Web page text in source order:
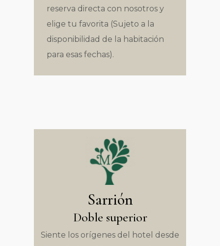
reserva directa con nosotros y
elige tu favorita (Sujeto a la
disponibilidad de la habitación
para esas fechas).
Sarrión
Doble superior
Siente los orígenes del hotel desde